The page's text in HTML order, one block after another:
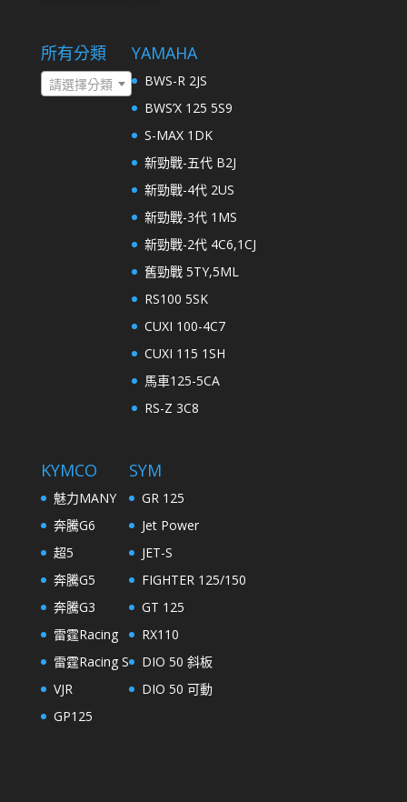
所有分類
請選擇分類
YAMAHA
BWS-R 2JS
BWS’X 125 5S9
S-MAX 1DK
新勁戰-五代 B2J
新勁戰-4代 2US
新勁戰-3代 1MS
新勁戰-2代 4C6,1CJ
舊勁戰 5TY,5ML
RS100 5SK
CUXI 100-4C7
CUXI 115 1SH
馬車125-5CA
RS-Z 3C8
KYMCO
魅力MANY
奔騰G6
超5
奔騰G5
奔騰G3
雷霆Racing
雷霆Racing S
VJR
GP125
SYM
GR 125
Jet Power
JET-S
FIGHTER 125/150
GT 125
RX110
DIO 50 斜板
DIO 50 可動